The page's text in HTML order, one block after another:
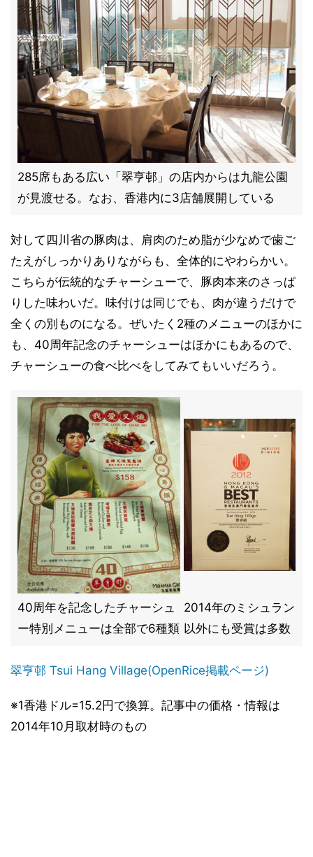
285席もある広い「翠亨邨」の店内からは九龍公園
が見渡せる。なお、香港内に3店舗展開している
対して四川省の豚肉は、肩肉のため脂が少なめで歯ご
たえがしっかりありながらも、全体的にやわらかい。
こちらが伝統的なチャーシューで、豚肉本来のさっぱ
りした味わいだ。味付けは同じでも、肉が違うだけで
全くの別ものになる。ぜいたく2種のメニューのほかに
も、40周年記念のチャーシューはほかにもあるので、
チャーシューの食べ比べをしてみてもいいだろう。
40周年を記念したチャーシュ
ー特別メニューは全部で6種類
2014年のミシュラン
以外にも受賞は多数
翠亨邨 Tsui Hang Village(OpenRice掲載ページ)
※1香港ドル=15.2円で換算。記事中の価格・情報は
2014年10月取材時のもの